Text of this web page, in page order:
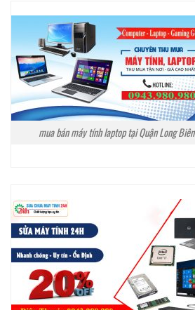
mua bán máy tính laptop tại Quận Long Biên